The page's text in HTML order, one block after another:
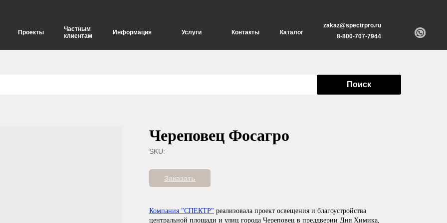
Проекты
Частным
клиентам
Информация Услуги Контакты Каталог
zakaz@spectrpro.ru
8-800-707-7944
Поиск
Череповец Фосагро
SKU:
Заказать
Компания "СПЕКТР" реализовала проект освещения и благоустройства
центральной площади и улиц города Череповец в преддверии Дня Химика,